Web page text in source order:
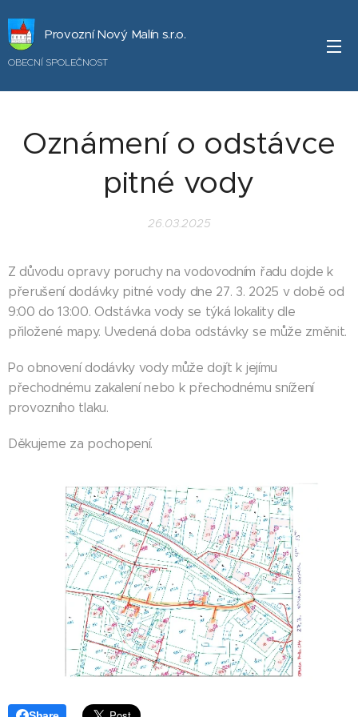
Provozní Nový Malín s.r.o.
OBECNÍ SPOLEČNOST
Oznámení o odstávce
pitné vody
26.03.2025
Z důvodu opravy poruchy na vodovodním řadu dojde k
přerušení dodávky pitné vody dne 27. 3. 2025 v době od
9:00 do 13:00. Odstávka vody se týká lokality dle
přiložené mapy. Uvedená doba odstávky se může změnit.
Po obnovení dodávky vody může dojít k jejímu
přechodnému zakalení nebo k přechodnému snížení
provozního tlaku.
Děkujeme za pochopení.